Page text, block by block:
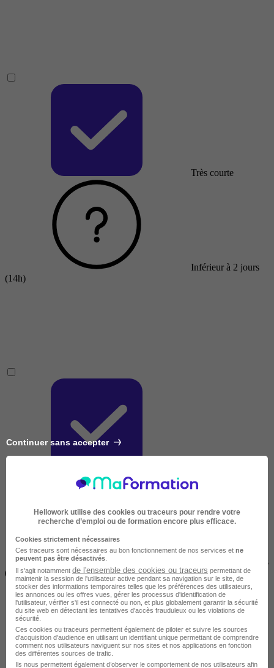
Très courte
Inférieur à 2 jours
(14h)
2 jours à 2 semaines
(14h à 70h)
Continuer sans accepter
Hellowork utilise des cookies ou traceurs pour rendre votre
recherche d’emploi ou de formation encore plus efficace.
Cookies strictement nécessaires
Ces traceurs sont nécessaires au bon fonctionnement de nos services et ne
peuvent pas être désactivés
Il s'agit notamment de l'ensemble des cookies ou traceurs permettant de
maintenir la session de l'utilisateur active pendant sa navigation sur le site, de
stocker des informations temporaires telles que les préférences des utilisateurs,
les annonces ou les offres vues, gérer les processus d'identification de
l'utilisateur, vérifier s'il est connecté ou non, et plus globalement garantir la sécurité
du site web en détectant les tentatives d'accès frauduleux ou les violations de
sécurité.
Ces cookies ou traceurs permettent également de piloter et suivre les sources
d'acquisition d'audience en utilisant un identifiant unique permettant de comprendre
comment nos utilisateurs naviguent sur nos sites et nos applications en fonction
des différentes sources de trafic.
Ils nous permettent également d’observer le comportement de nos utilisateurs afin